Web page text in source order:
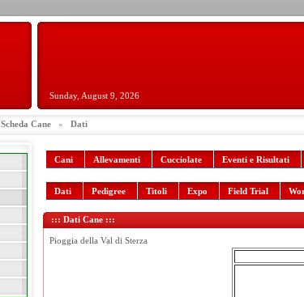
Sunday, August 9, 2026
Scheda Cane » Dati
Cani Allevamenti Cucciolate Eventi e Risultati
Dati Pedigree Titoli Expo Field Trial
::: Dati Cane :::
Pioggia della Val di Sterza